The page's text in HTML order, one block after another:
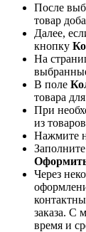
После
товар
Далее,
кнопку
На
В поле
товара
При
из
Нажмите
Оформить
Через
заказа. С
время и